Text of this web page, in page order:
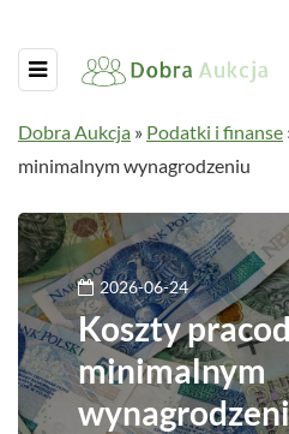
Dobra Aukcja » Podatki i finanse
minimalnym wynagrodzeniu
2026-06-24
Koszty
minimalnym